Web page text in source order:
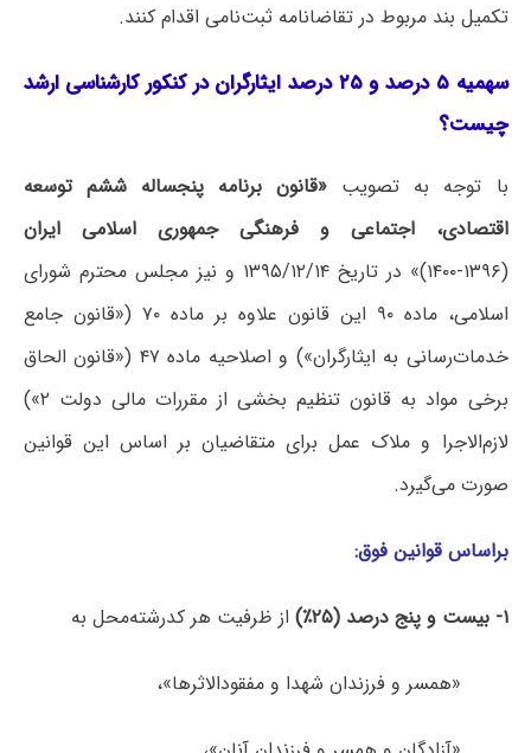
تکمیل بند مربوط در تقاضانامه ثبت‌نامی اقدام کنند.
سهمیه ۵ درصد و ۲۵ درصد ایثارگران در کنکور کارشناسی ارشد
چیست؟
با توجه به تصویب «قانون برنامه پنجساله ششم توسعه
اقتصادی، اجتماعی و فرهنگی جمهوری اسلامی
ایران
(۱۳۹۶-۱۴۰۰)» در تاریخ ۱۳۹۵/۱۲/۱۴ و نیز مجلس محترم شورای
اسلامی، ماده ۹۰ این قانون علاوه بر ماده ۷۰ («قانون جامع
خدمات‌رسانی به ایثارگران») و اصلاحیه ماده ۴۷ («قانون الحاق
برخی مواد به قانون تنظیم بخشی از مقررات مالی دولت ۲»)
لازم‌الاجرا و ملاک عمل برای متقاضیان بر اساس این قوانین
صورت می‌گیرد.
ﺑﺮاﺳﺎس ﻗﻮاﻧﻴﻦ ﻓﻮق:
۱- بیست و پنج درصد (۲۵٪) از ظرفیت هر کدرشته‌محل به
«همسر و فرزندان شهدا و مفقودالاثرها»،